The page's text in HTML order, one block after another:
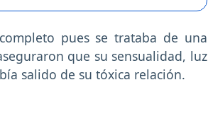
pues se trataba de una
que su sensualidad, luz
salido de su tóxica relación.